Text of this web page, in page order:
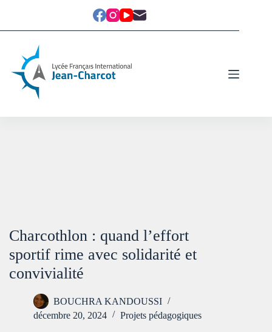
Charcothlon : quand l’effort
sportif rime avec solidarité et
convivialité
BOUCHRA KANDOUSSI
décembre 20, 2024
Projets pédagogiques